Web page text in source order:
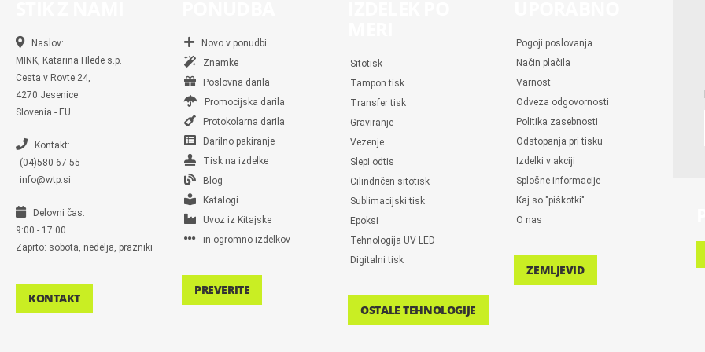
Naslov:
MINK, Katarina Hlede s.p.
Cesta v Rovte 24,
4270 Jesenice
Slovenia - EU
Kontakt:
(04)580 67 55
info@wtp.si
Delovni čas:
9:00 - 17:00
Zaprto: sobota, nedelja, prazniki
KONTAKT
Novo v ponudbi
Znamke
Poslovna darila
Promocijska darila
Protokolarna darila
Darilno pakiranje
Tisk na izdelke
Blog
Katalogi
Uvoz iz Kitajske
in ogromno izdelkov
PREVERITE
Sitotisk
Tampon tisk
Transfer tisk
Graviranje
Vezenje
Slepi odtis
Cilindričen sitotisk
Sublimacijski tisk
Epoksi
Tehnologija UV LED
Digitalni tisk
OSTALE TEHNOLOGIJE
Pogoji poslovanja
Način plačila
Varnost
Odveza odgovornosti
Politika zasebnosti
Odstopanja pri tisku
Izdelki v akciji
Splošne informacije
Kaj so "piškotki"
O nas
ZEMLJEVID